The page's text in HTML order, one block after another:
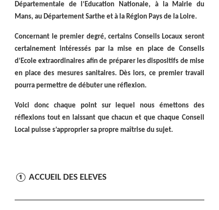
Départementale de l’Education Nationale, à la Mairie du
Mans, au Département Sarthe et à la Région Pays de la Loire.
Concernant le premier degré, certains Conseils Locaux seront
certainement intéressés par la mise en place de Conseils
d’Ecole extraordinaires afin de préparer les dispositifs de mise
en place des mesures sanitaires. Dès lors, ce premier travail
pourra permettre de débuter une réflexion.
Voici donc chaque point sur lequel nous émettons des
réflexions tout en laissant que chacun et que chaque Conseil
Local puisse s’approprier sa propre maîtrise du sujet.
① ACCUEIL DES ELEVES